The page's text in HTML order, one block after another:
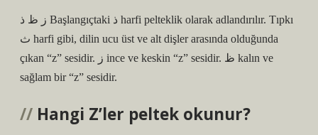
ز ظ ذ Başlangıçtaki ذ harfi pelteklik olarak adlandırılır. Tıpkı
ث harfi gibi, dilin ucu üst ve alt dişler arasında olduğunda
çıkan “z” sesidir. ز ince ve keskin “z” sesidir. ظ kalın ve
sağlam bir “z” sesidir.
Hangi Z’ler peltek okunur?